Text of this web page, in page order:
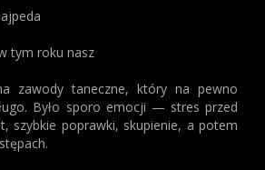
tym roku nasz
zawody taneczne, który na pewno
Było sporo emocji — stres przed
szybkie poprawki, skupienie, a potem